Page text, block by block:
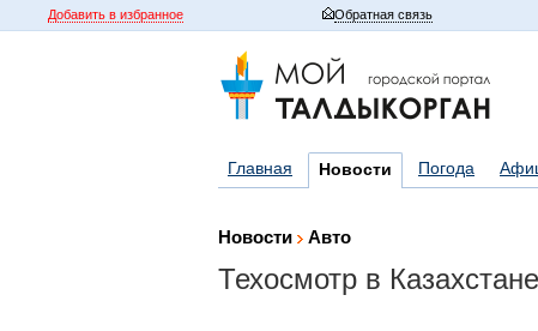
Добавить в избранное Обратная связь
Главная Новости Погода
Новости Авто
Техосмотр в